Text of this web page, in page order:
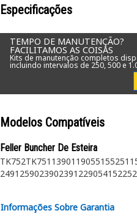
Especificações
TEMPO DE MANUTENÇÃO?
FACILITAMOS AS COISAS
Kits de manutenção completos
incluindo intervalos de 250, 500 e
Modelos Compatíveis
Feller Buncher De Esteira
TK752TK751 13901190551552511
2491 259023902391 2290541522
Informações Sobre Garantia